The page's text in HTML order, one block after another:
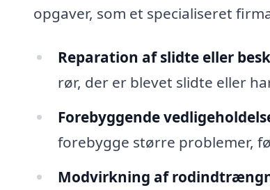
opgaver, som et specialiseret
Reparation af slidte eller
rør, der er blevet slidte eller
Forebyggende
forebygge større problemer,
Modvirkning af